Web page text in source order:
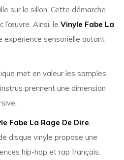
sur le sillon. Cette démarche
l’œuvre. Ainsi, le Vinyle Fabe La
expérience sensorielle autant
met en valeur les samples
prennent une dimension
Fabe La Rage De Dire,
disque vinyle propose une
hip-hop et rap français.